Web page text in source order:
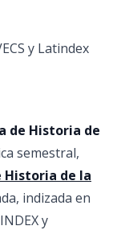
y Latindex
de Historia de
semestral,
Historia de la
indizada en
y